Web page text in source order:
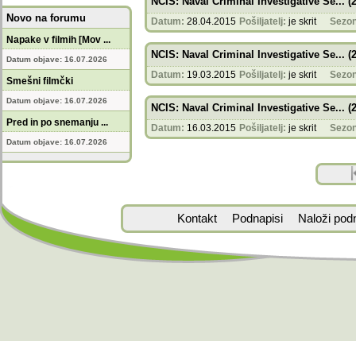
Novo na forumu
Napake v filmih [Mov ...
Datum objave: 16.07.2026
Smešni filmčki
Datum objave: 16.07.2026
Pred in po snemanju ...
Datum objave: 16.07.2026
Datum: 28.04.2015 Pošiljatelj: je skrit
NCIS: Naval Criminal Investigative Se...
Datum: 19.03.2015 Pošiljatelj: je skrit
NCIS: Naval Criminal Investigative Se...
Datum: 16.03.2015 Pošiljatelj: je skrit
Kontakt Podnapisi Naloži